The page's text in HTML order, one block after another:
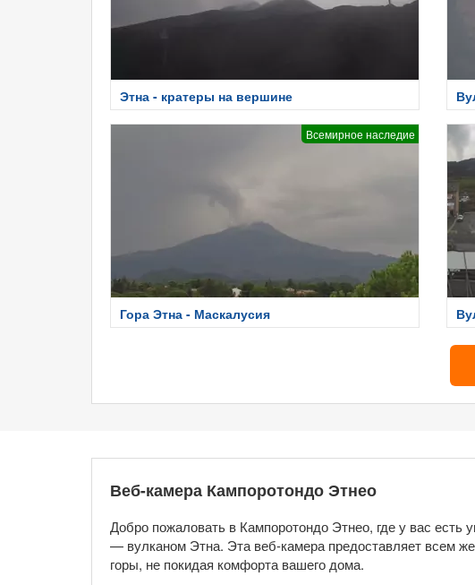
Этна - кратеры на вершине
Всемирное наследие
Гора Этна - Маскалусия
Веб-камера Кампоротондо Этнео
Добро пожаловать в Кампоротондо Этнео, где у вас
— вулканом Этна. Эта веб-камера предоставляет всем
горы, не покидая комфорта вашего дома.